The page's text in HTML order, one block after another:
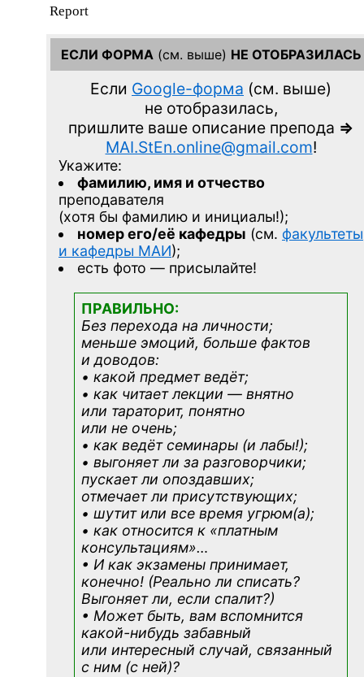
ЕСЛИ ФОРМА(см. выше) НЕ ОТОБРАЗИЛАСЬ
Если Google-форма (см. выше)
не отобразилась,
пришлите ваше описание препода =>
MAI.StEn.online@gmail.com!
Укажите:
фамилию, имя и отчество
преподавателя
(хотя бы фамилию и инициалы!);
номер его/её кафедры (см. факультеты
и кафедры МАИ);
есть фото — присылайте!
ПРАВИЛЬНО:
Без перехода на личности;
меньше эмоций, больше фактов
и доводов:
• какой предмет ведёт;
• как читает лекции — внятно
или тараторит, понятно
или не очень;
• как ведёт семинары (и лабы!);
• выгоняет ли за разговорчики;
пускает ли опоздавших;
отмечает ли присутствующих;
• шутит или все время угрюм(а);
• как относится к «платным
консультациям»…
• И как экзамены принимает,
конечно! (Реально ли списать?
Выгоняет ли, если спалит?)
• Может быть, вам вспомнится
какой-нибудь забавный
или интересный случай, связанный
с ним (с ней)?